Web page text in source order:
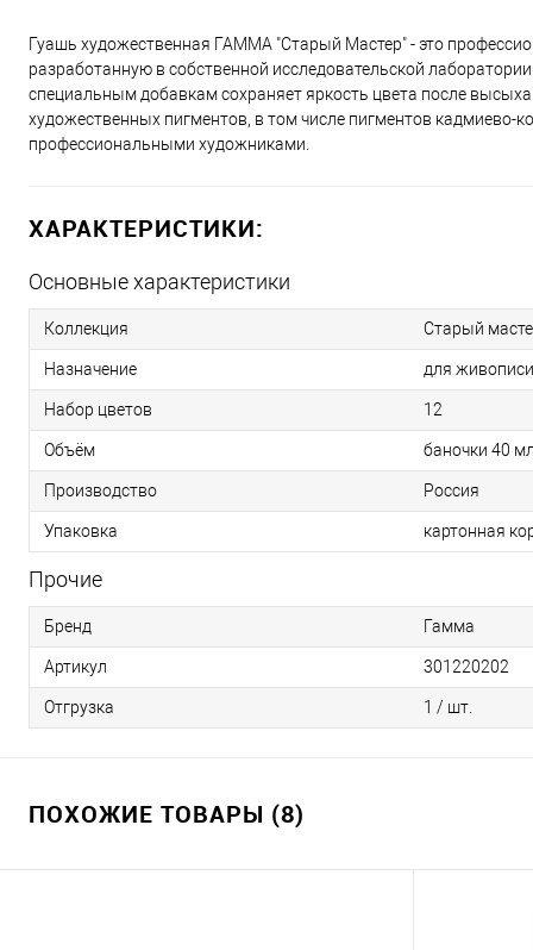
Гуашь художественная ГАММА "Старый Мастер" - это
разработанную в собственной исследовательской
специальным добавкам сохраняет яркость цвета после
художественных пигментов, в том числе пигментов
профессиональными художниками.
ХАРАКТЕРИСТИКИ:
Основные характеристики
Коллекция Старый
Назначение для
Набор цветов 12
Объём баночки 40
Производство Россия
Упаковка картонная
Прочие
Бренд Гамма
Артикул 301220202
Отгрузка 1 / шт.
ПОХОЖИЕ ТОВАРЫ (8)